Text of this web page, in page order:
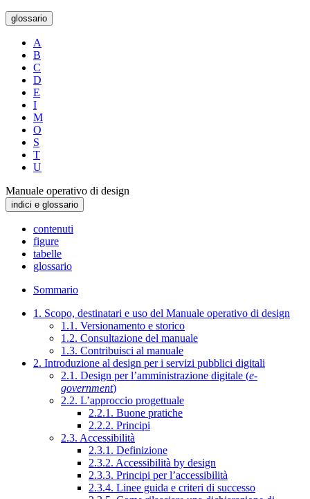
glossario
A
B
C
D
E
I
M
O
S
T
U
Manuale operativo di design
indici e glossario
contenuti
figure
tabelle
glossario
Sommario
1. Scopo, destinatari e uso del Manuale operativo di design
1.1. Versionamento e storico
1.2. Consultazione del manuale
1.3. Contribuisci al manuale
2. Introduzione al design per i servizi pubblici digitali
2.1. Design per l’amministrazione digitale (e-
government)
2.2. L’approccio progettuale
2.2.1. Buone pratiche
2.2.2. Principi
2.3. Accessibilità
2.3.1. Definizione
2.3.2. Accessibilità by design
2.3.3. Principi per l’accessibilità
2.3.4. Linee guida e criteri di successo